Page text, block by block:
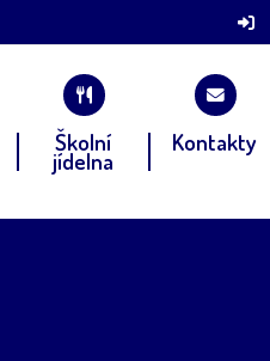
Školní
jídelna
Kontakty